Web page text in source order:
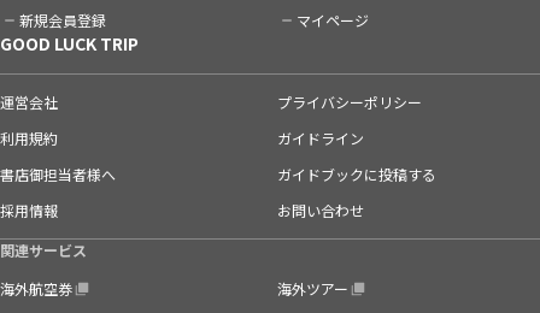
新規会員登録 マイページ
GOOD LUCK TRIP
運営会社
プライバシーポリシー
利用規約
ガイドライン
書店御担当者様へ
ガイドブックに投稿する
採用情報
お問い合わせ
関連サービス
海外航空券
海外ツアー